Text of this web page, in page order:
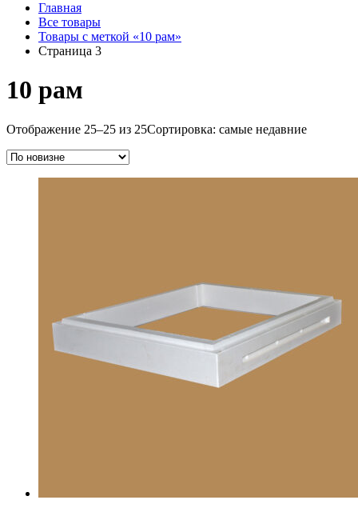
Главная
Все товары
Товары с меткой «10 рам»
Страница 3
10 рам
Отображение 25–25 из 25Сортировка: самые недавние